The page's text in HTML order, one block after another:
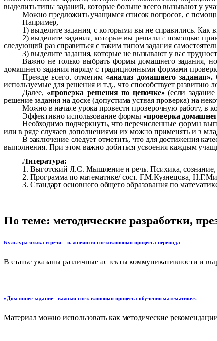
выделить типы заданий, которые больше всего вызывают у
Можно предложить учащимся список вопросов, с
Например,
1) выделите задания, с которыми вы не справились. Как
2) выделите задания, которые вы решали с помощью
следующий раз справиться с таким типом задания
3) выделите задания, которые не вызывают у вас
Важно не только выбрать формы домашнего задания,
домашнего задания наряду с традиционными формами
Прежде всего, отметим «анализ домашнего задания».
используемые для решения и т.д., что способствует развитию
Далее, «проверка решения по цепочке» (если
решение задания на доске (допустима устная проверка) на
Можно в начале урока провести проверочную работу, в
Эффективно использование формы «проверка
Необходимо подчеркнуть, что перечисленные формы
или в ряде случаев дополнениями их можно применять и в
В заключение следует отметить, что для достижения
выполнения. При этом важно добиться усвоения каждым
Литература:
1. Выготский Л.С. Мышление и речь. Психика, сознание,
2. Программа по математике/ сост. Г.М.Кузнецова,
3. Стандарт основного общего образования по
По теме: методические разработки,
Культура языка и речи – важнейшая составляющая процесса перевода
В статье указаны различные аспекты коммуникативности и
«Домашнее задание - важная составляющая процесса обучения математике».
Материал можно использовать как методические